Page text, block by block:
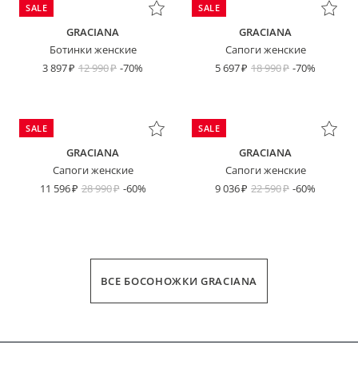
SALE
GRACIANA
Ботинки женские
3 897
12 990 -70%
SALE
GRACIANA
Сапоги женские
5 697
18 990 -70%
SALE
GRACIANA
Сапоги женские
11 596
28 990 -60%
SALE
GRACIANA
Сапоги женские
9 036
22 590 -60%
ВСЕ БОСОНОЖКИ GRACIANA